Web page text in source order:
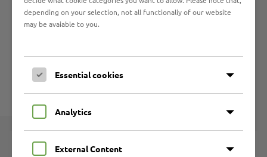
Ländern.
Weitere Informationen zum FSC (Forest
deutschland.deundwww.fsc.org.
Werkstattarbeitsplätze
depending on your selection, not all functionaliy of our website
may be avaiable to you.
Essential cookies
Analytics
External Content